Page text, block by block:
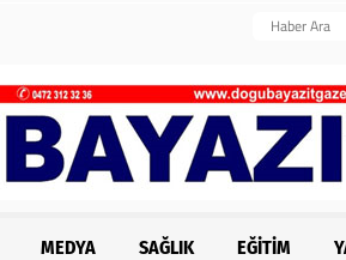
MEDYA SAĞLIK EĞITIM